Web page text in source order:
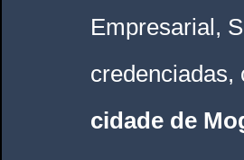
Empresarial,
credenciadas,
cidade de